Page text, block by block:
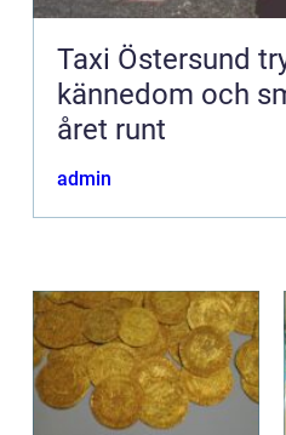
Taxi Östersund trygghet, lokal
kännedom och
året runt
admin